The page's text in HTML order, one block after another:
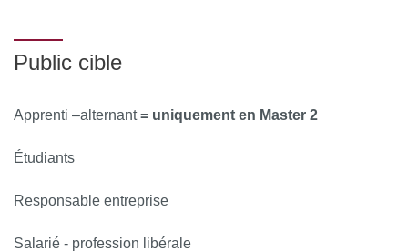
Public cible
Apprenti –alternant= uniquement en Master 2
Étudiants
Responsable entreprise
Salarié - profession libérale